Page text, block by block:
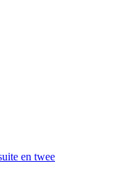
en twee